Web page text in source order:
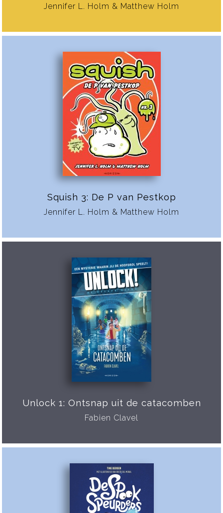
Jennifer L. Holm & Matthew Holm
Squish 3: De P van Pestkop
Jennifer L. Holm & Matthew Holm
Unlock 1: Ontsnap uit de catacomben
Fabien Clavel